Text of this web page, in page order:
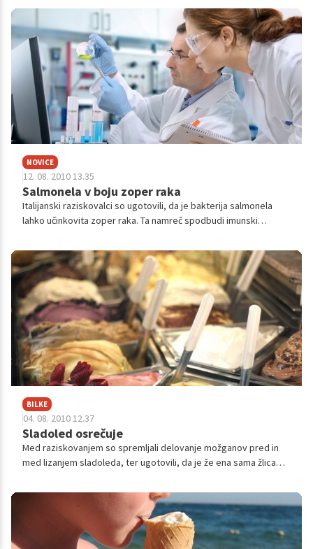
zastrupitve, ki vsako leto v svetu terjajo ogromno življenj.
NOVICE
12. 08. 2010 13.35
Salmonela v boju zoper raka
Italijanski raziskovalci so ugotovili, da je bakterija salmonela
lahko učinkovita zoper raka. Ta namreč spodbudi imunski
proti njim.
BILKE
04. 08. 2010 12.37
Sladoled osrečuje
Med raziskovanjem so spremljali delovanje možganov pred in
med lizanjem sladoleda, ter ugotovili, da je že ena sama žlica
reagira na ugodne okuse, in vzbudi občutek užitka ter ljudi